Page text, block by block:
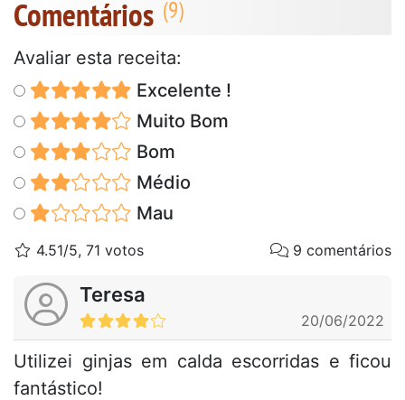
Comentários
Avaliar esta receita:
Excelente !
Muito Bom
Bom
Médio
Mau
4.51/5, 71 votos 9 comentários
Teresa
20/06/2022
Utilizei ginjas em calda escorridas e ficou
fantástico!